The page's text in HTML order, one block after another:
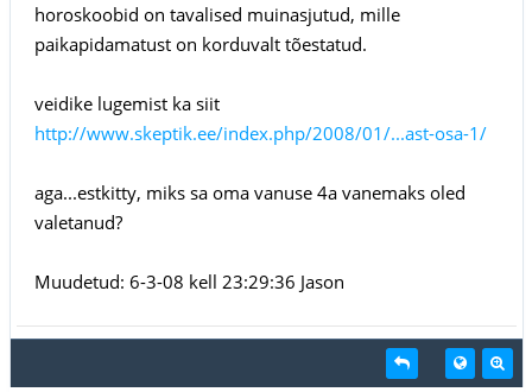
horoskoobid on tavalised muinasjutud, mille
paikapidamatust on korduvalt tõestatud.
veidike lugemist ka siit
http://www.skeptik.ee/index.php/2008/01/...ast-osa-1/
aga...estkitty, miks sa oma vanuse 4a vanemaks oled
valetanud?
Muudetud: 6-3-08 kell 23:29:36 Jason